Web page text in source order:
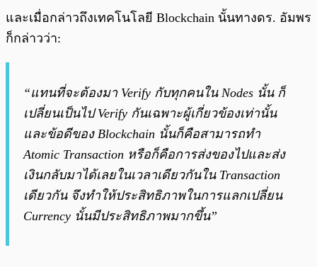
และเมื่อกล่าวถึงเทคโนโลยี Blockchain นั้นทางดร. อัมพร
ก็กล่าวว่า:
“แทนที่จะต้องมา Verify กับทุกคนใน Nodes นั้น ก็
เปลี่ยนเป็นไป Verify กันเฉพาะผู้เกี่ยวข้องเท่านั้น
และข้อดีของ Blockchain นั้นก็คือสามารถทำ
Atomic Transaction หรือก็คือการส่งของไปและส่ง
เงินกลับมาได้เลยในเวลาเดียวกันใน Transaction
เดียวกัน จึงทำให้ประสิทธิภาพในการแลกเปลี่ยน
Currency นั้นมีประสิทธิภาพมากขึ้น”